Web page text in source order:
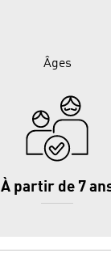
Âges
À partir de 7